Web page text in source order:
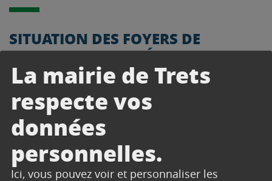
La mairie de Trets
respecte vos
données
personnelles.
Ici, vous pouvez voir et personnaliser les
SITUATION DES FOYERS DE
FLAVESCENCE DORÉE DE LA VIGNE
AU 20 SEPTEMBRE 2024
Télécharger